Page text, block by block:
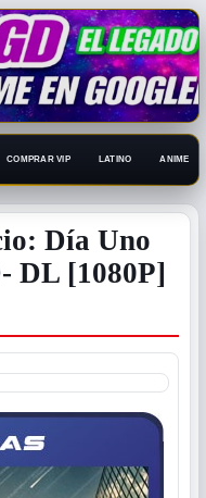
COMPRAR VIP LATINO ANIME
Día Uno
DL [1080P]